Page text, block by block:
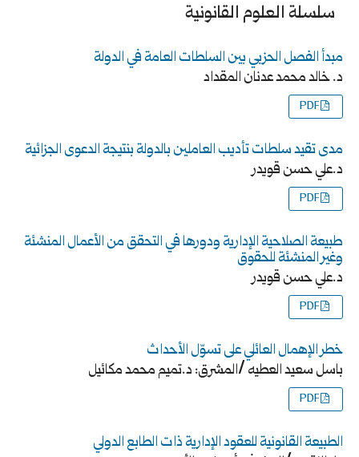
سلسلة العلوم القانونية
مبدأ الفصل الحزبي بين السلطات العامة في الدولة
د. خالد محمد عدنان المقداد
PDF
مدى تقيد سلطات تأديب العاملين بالدولة بنتيجة الدعوى الجزائية
د.علي حسن قويدر
PDF
طبيعة الصلاحية الإدارية ودورها في التحقق من الأعمال المنشئة
وغير المنشئة للحقوق
د.علي حسن قويدر
PDF
خطر الإهمال العائلي على تسوّل الأحداث
باسل سعيد العطيه /المشرق: د.تميم محمد مكائيل
PDF
الطبيعة القانونية للعقود الإدارية ذات الطابع الدولي